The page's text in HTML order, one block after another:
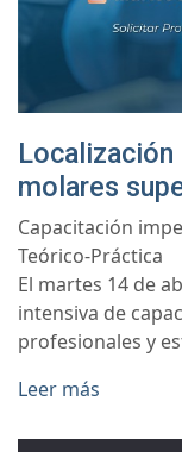
molares
Capacitación
Teórico-Práctica
El martes 14 de
intensiva de
profesionales y
Leer más